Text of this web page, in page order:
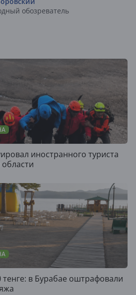
обозреватель
иностранного туриста
тенге: в Бурабае оштрафовали